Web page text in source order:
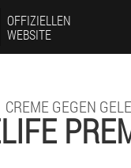
OFFIZIELLEN
WEBSITE
CREME GEGEN